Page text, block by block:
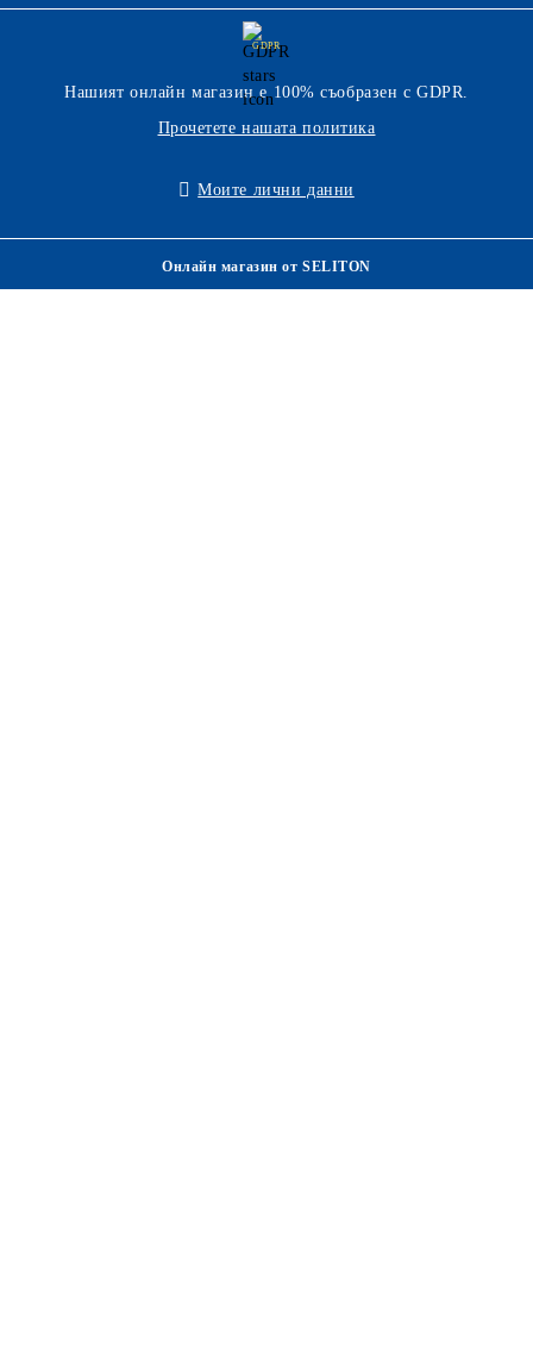
GDPR
Нашият онлайн магазин е 100% съобразен с GDPR.
Прочетете нашата политика
Моите лични данни
Онлайн магазин от SELITON